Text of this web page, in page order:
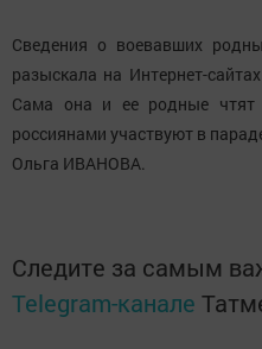
Сведения о воевавших
разыскала на Интернет-
Сама она и ее родные
россиянами участвуют в
Ольга ИВАНОВА.
Следите за самым
Telegram-канале